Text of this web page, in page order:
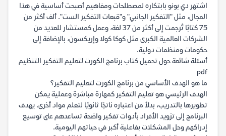
اشتهر دي بونو بابتكاره لمصطلحات ومفاهيم أصبحت أساسية في هذا
المجال، مثل "التفكير الجانبي" و"قبعات التفكير الست". ألف أكثر من
75 كتابًا تُرجمت إلى أكثر من 37 لغة، وعمل كمستشار للعديد من
الشركات العالمية الكبرى مثل كوكا كولا وإريكسون، بالإضافة إلى
حكومات ومنظمات دولية.
أسئلة شائعة حول تحميل كتاب برنامج الكورت لتعليم التفكير التنظيم
pdf
ما هو الهدف الأساسي من برنامج الكورت لتعليم التفكير؟
الهدف الرئيسي هو تعليم التفكير كمهارة مباشرة وعملية يمكن
تطويرها بالتدريب، بدلاً من اعتباره ناتجًا ثانويًا لتعلم مواد أخرى. يهدف
البرنامج إلى تزويد الأفراد بأدوات تفكير واضحة تساعدهم على توسيع
إدراكهم وحل المشكلات بفاعلية أكبر في حياتهم اليومية.